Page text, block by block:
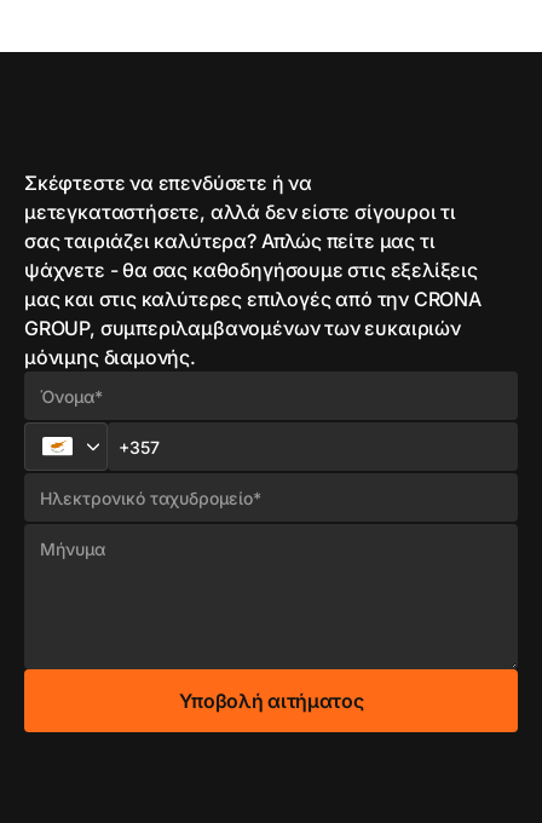
Σκέφτεστε να επενδύσετε ή να
μετεγκαταστήσετε, αλλά δεν είστε σίγουροι τι
σας ταιριάζει καλύτερα? Απλώς πείτε μας τι
ψάχνετε - θα σας καθοδηγήσουμε στις εξελίξεις
μας και στις καλύτερες επιλογές από την CRONA
GROUP, συμπεριλαμβανομένων των ευκαιριών
μόνιμης διαμονής.